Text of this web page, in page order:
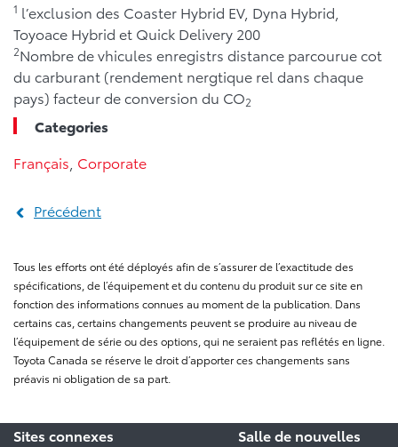
1 l’exclusion des Coaster Hybrid EV, Dyna Hybrid,
Toyoace Hybrid et Quick Delivery 200
2Nombre de vhicules enregistrs distance parcourue cot
du carburant (rendement nergtique rel dans chaque
pays) facteur de conversion du CO2
Categories
Français Corporate
Précédent
Tous les efforts ont été déployés afin de s’assurer de l’exactitude des
spécifications, de l’équipement et du contenu du produit sur ce site en
fonction des informations connues au moment de la publication. Dans
certains cas, certains changements peuvent se produire au niveau de
l’équipement de série ou des options, qui ne seraient pas reflétés en ligne.
Toyota Canada se réserve le droit d’apporter ces changements sans
préavis ni obligation de sa part.
Sites connexes
Salle de nouvelles